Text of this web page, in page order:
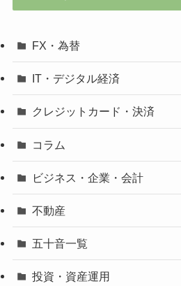
FX・為替
IT・デジタル経済
クレジットカード・決済
コラム
ビジネス・企業・会計
不動産
五十音一覧
投資・資産運用